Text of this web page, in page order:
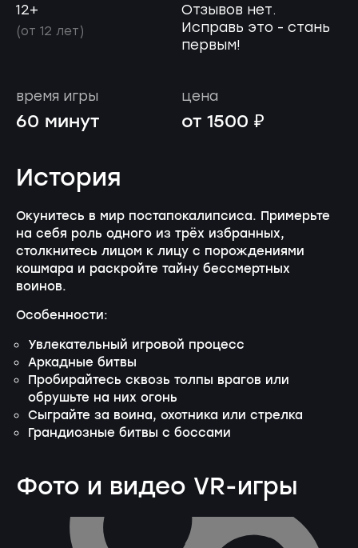
12+
(от 12 лет)
Отзывов нет.
Исправь это - стань
первым!
время игры
60 минут
цена
от 1500 ₽
История
Окунитесь в мир постапокалипсиса. Примерьте
на себя роль одного из трёх избранных,
столкнитесь лицом к лицу с порождениями
кошмара и раскройте тайну бессмертных
воинов.
Особенности:
Увлекательный игровой процесс
Аркадные битвы
Пробирайтесь сквозь толпы врагов или
обрушьте на них огонь
Сыграйте за воина, охотника или стрелка
Грандиозные битвы с боссами
Фото и видео VR-игры